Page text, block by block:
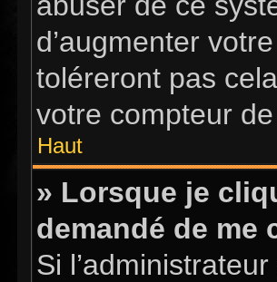
d’augmenter
toléreront pas
votre compteur
Haut
» Lorsque je
demandé de me
Si